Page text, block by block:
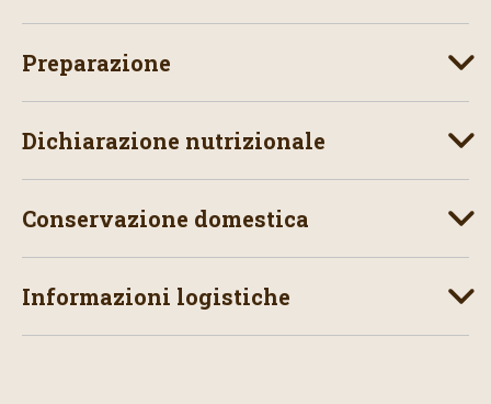
Preparazione
Dichiarazione nutrizionale
Conservazione domestica
Informazioni logistiche